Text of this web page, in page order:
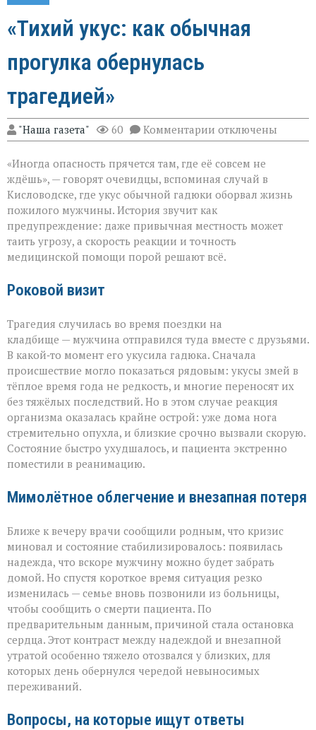
«Тихий укус: как обычная
прогулка обернулась
трагедией»
"Наша газета" 60 Комментарии к
записи
укус:
как
обычная
прогулка
обернулась
трагедией»
отключены
«Иногда опасность прячется там, где её совсем не
ждёшь», — говорят очевидцы, вспоминая случай в
Кисловодске, где укус обычной гадюки оборвал жизнь
пожилого мужчины. История звучит как
предупреждение: даже привычная местность может
таить угрозу, а скорость реакции и точность
медицинской помощи порой решают всё.
Роковой визит
Трагедия случилась во время поездки на
кладбище — мужчина отправился туда вместе с друзьями.
В какой‑то момент его укусила гадюка. Сначала
происшествие могло показаться рядовым: укусы змей в
тёплое время года не редкость, и многие переносят их
без тяжёлых последствий. Но в этом случае реакция
организма оказалась крайне острой: уже дома нога
стремительно опухла, и близкие срочно вызвали скорую.
Состояние быстро ухудшалось, и пациента экстренно
поместили в реанимацию.
Мимолётное облегчение и внезапная потеря
Ближе к вечеру врачи сообщили родным, что кризис
миновал и состояние стабилизировалось: появилась
надежда, что вскоре мужчину можно будет забрать
домой. Но спустя короткое время ситуация резко
изменилась — семье вновь позвонили из больницы,
чтобы сообщить о смерти пациента. По
предварительным данным, причиной стала остановка
сердца. Этот контраст между надеждой и внезапной
утратой особенно тяжело отозвался у близких, для
которых день обернулся чередой невыносимых
переживаний.
Вопросы, на которые ищут ответы